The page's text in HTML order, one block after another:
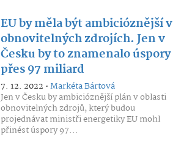
EU by měla být ambicióznější v
obnovitelných zdrojích. Jen v
Česku by to znamenalo úspory
přes 97 miliard
7. 12. 2022 •Markéta Bártová
Jen v Česku by ambicióznější plán v oblasti
obnovitelných zdrojů, který budou
projednávat ministři energetiky EU mohl
přinést úspory 97...